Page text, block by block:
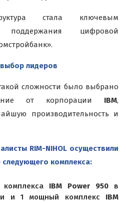
стала ключевым
поддержания цифровой
лидеров
сложности было выбрано
от корпорации IBM,
производительность и
RIM-NIHOL осуществили
следующего комплекса:
IBM Power 950 в
и 1 мощный комплекс IBM